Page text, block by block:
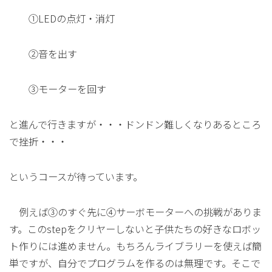
①LEDの点灯・消灯
②音を出す
③モーターを回す
と進んで行きますが・・・ドンドン難しくなりあるところ
で挫折・・・
というコースが待っています。
例えば③のすぐ先に④サーボモーターへの挑戦がありま
す。このstepをクリヤーしないと子供たちの好きなロボッ
ト作りには進めません。もちろんライブラリーを使えば簡
単ですが、自分でプログラムを作るのは無理です。そこで